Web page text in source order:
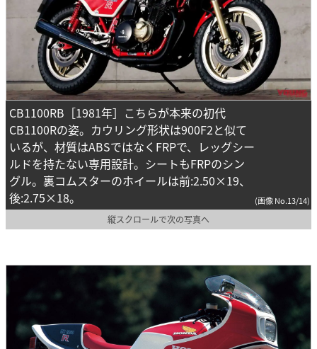
CB1100RB［1981年］こちらが本来の初代
CB1100Rの姿。カウリング形状は900F2と似て
いるが、材質はABSではなくFRPで、レッグシー
ルドを持たない専用設計。シートもFRPのシン
グル。裏コムスターのホイールは前:2.50×19、
後:2.75×18。
(画像 No.13/14)
縦スクロールで次の写真へ